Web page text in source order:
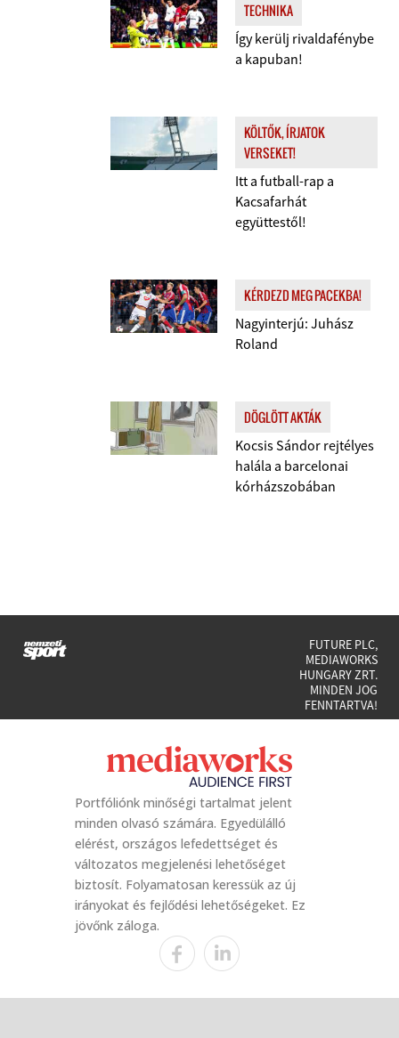
TECHNIKA
Így kerülj rivaldafénybe
a kapuban!
KÖLTŐK, ÍRJATOK
VERSEKET!
Itt a futball-rap a
Kacsafarhát
együttestől!
KÉRDEZD MEG PACEKBA!
Nagyinterjú: Juhász
Roland
DÖGLÖTT AKTÁK
Kocsis Sándor rejtélyes
halála a barcelonai
kórházszobában
FUTURE PLC,
MEDIAWORKS
HUNGARY ZRT.
MINDEN JOG
FENNTARTVA!
Portfóliónk minőségi tartalmat jelent
minden olvasó számára. Egyedülálló
elérést, országos lefedettséget és
változatos megjelenési lehetőséget
biztosít. Folyamatosan keressük az új
irányokat és fejlődési lehetőségeket. Ez
jövőnk záloga.